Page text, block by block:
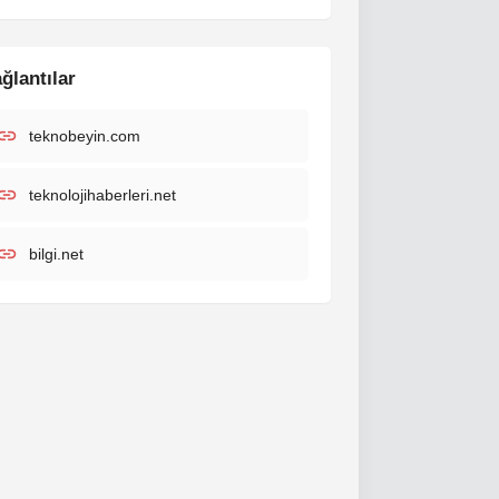
teknobeyin.com
teknolojihaberleri.net
bilgi.net